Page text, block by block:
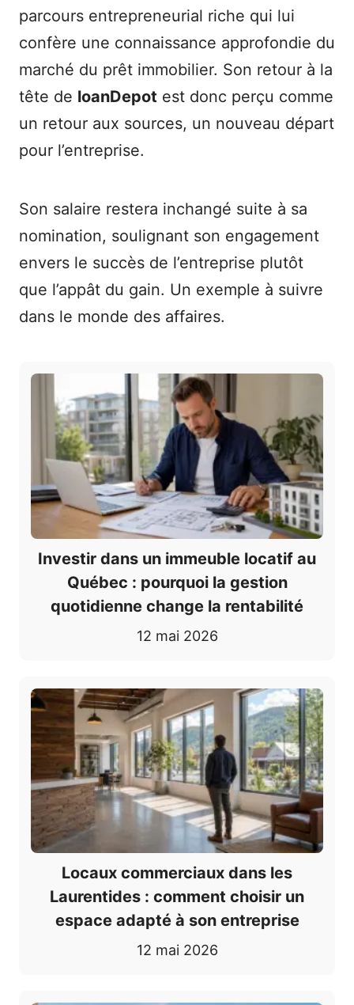
parcours entrepreneurial riche qui lui
confère une connaissance approfondie du
marché du prêt immobilier. Son retour à la
tête de loanDepot est donc perçu comme
un retour aux sources, un nouveau départ
pour l’entreprise.
Son salaire restera inchangé suite à sa
nomination, soulignant son engagement
envers le succès de l’entreprise plutôt
que l’appât du gain. Un exemple à suivre
dans le monde des affaires.
Investir dans un immeuble locatif au
Québec : pourquoi la gestion
quotidienne change la rentabilité
12 mai 2026
Locaux commerciaux dans les
Laurentides : comment choisir un
espace adapté à son entreprise
12 mai 2026